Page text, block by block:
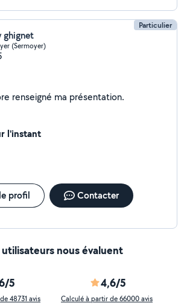
Particulier
ghignet
(Sermoyer)
Je n'ai pas encore renseigné ma présentation.
l'instant
profil Contacter
utilisateurs nous évaluent
5
48731 avis
4,6/5
Calculé à partir de 66000 avis